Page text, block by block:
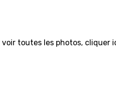
voir toutes les photos, cliquer